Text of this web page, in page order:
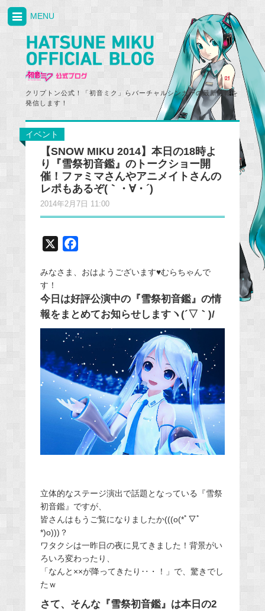
クリプトン公式！「初音ミク」らバーチャルシンガーの最新情報を
発信します！
MENU
イベント
【SNOW MIKU 2014】本日の18時よ
り『雪祭初音鑑』のトークショー開
催！ファミマさんやアニメイトさんの
レポもあるぞ(｀・∀・´)
2014年2月7日 11:00
c
b
o
o
k
みなさま、おはようございます♥むらちゃんで
す！
今日は好評公演中の『雪祭初音鑑』の情
報をまとめてお知らせしますヽ(´▽｀)/
立体的なステージ演出で話題となっている『雪祭
初音鑑』ですが、
皆さんはもうご覧になりましたか(((o(*ﾟ▽ﾟ
*)o)))？
ワタクシは一昨日の夜に見てきました！背景がい
ろいろ変わったり、
「なんと××が降ってきたり‥・！」で、驚きでし
たｗ
さて、そんな『雪祭初音鑑』は本日の2